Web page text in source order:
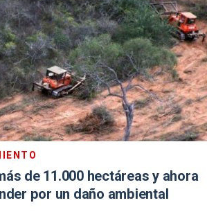
de 11.000 hectáreas y ahora
por un daño ambiental